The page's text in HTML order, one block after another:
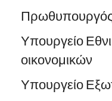
Υπουργείο
οικονομικών
Υπουργείο